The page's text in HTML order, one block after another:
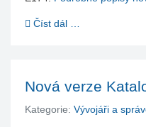
Číst dál …
Nová verze
Kategorie: Vývojáři a